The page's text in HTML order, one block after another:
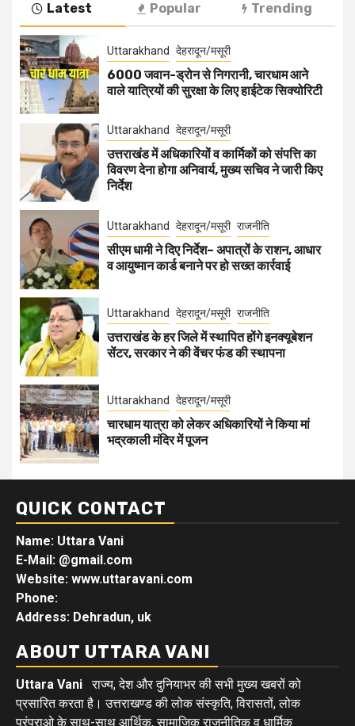
Latest Popular Trending
Uttarakhand देहरादून/मसूरी
6000 जवान-ड्रोन से निगरानी, चारधाम आने
वाले यात्रियों की सुरक्षा के लिए हाईटेक सिक्योरिटी
Uttarakhand देहरादून/मसूरी
उत्तराखंड में अधिकारियों व कार्मिकों को संपत्ति का
विवरण देना होगा अनिवार्य, मुख्य सचिव ने जारी किए
निर्देश
Uttarakhand देहरादून/मसूरी राजनीति
सीएम धामी ने दिए निर्देश– अपात्रों के राशन, आधार
व आयुष्मान कार्ड बनाने पर हो सख्त कार्रवाई
Uttarakhand देहरादून/मसूरी राजनीति
उत्तराखंड के हर जिले में स्थापित होंगे इनक्यूबेशन
सेंटर, सरकार ने की वेंचर फंड की स्थापना
Uttarakhand देहरादून/मसूरी
चारधाम यात्रा को लेकर अधिकारियों ने किया मां
भद्रकाली मंदिर में पूजन
QUICK CONTACT
Name: Uttara Vani
E-Mail: @gmail.com
Website: www.uttaravani.com
Phone:
Address: Dehradun, uk
ABOUT UTTARA VANI
Uttara Vani राज्य, देश और दुनियाभर की सभी मुख्य खबरों को
प्रसारित करता है। उत्तराखण्ड की लोक संस्कृति, विरासतों, लोक
परंपराओ के साथ-साथ आर्थिक, सामाजिक राजनीतिक व धार्मिक